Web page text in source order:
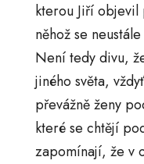
kterou Jiří
něhož se
Není tedy divu,
jiného světa,
převážně ženy
které se chtějí
zapomínají, že v